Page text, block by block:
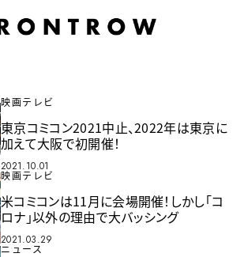
映画テレビ
東京コミコン2021中止、2022年は東京に
加えて大阪で初開催！
2021.10.01
映画テレビ
米コミコンは11月に会場開催！しかし「コ
ロナ」以外の理由で大バッシング
2021.03.29
ニュース